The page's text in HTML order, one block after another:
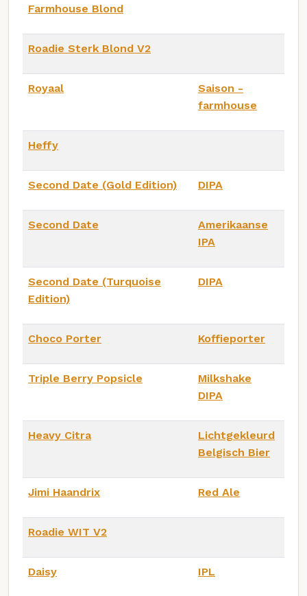
Farmhouse Blond
Roadie Sterk Blond V2
Royaal
Saison -
farmhouse
Heffy
Second Date (Gold Edition) DIPA
Second Date
Amerikaanse
IPA
Second Date (Turquoise
Edition)
DIPA
Choco Porter Koffieporter
Triple Berry Popsicle
Milkshake
DIPA
Heavy Citra
Lichtgekleurd
Belgisch Bier
Jimi Haandrix Red Ale
Roadie WIT V2
Daisy IPL